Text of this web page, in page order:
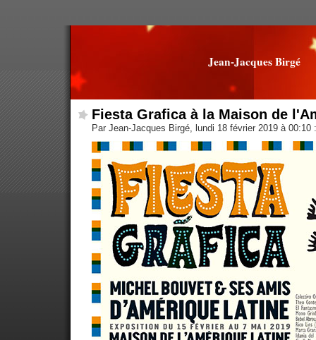
Jean-Jacques Birgé
Fiesta Grafica à la Maison de
Par Jean-Jacques Birgé, lundi 18 février 2019 à 00:10